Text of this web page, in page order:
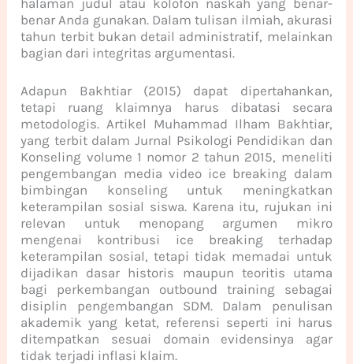
benar Anda gunakan. Dalam tulisan ilmiah, akurasi
tahun terbit bukan detail administratif, melainkan
bagian dari integritas argumentasi.
Adapun Bakhtiar (2015) dapat dipertahankan,
tetapi ruang klaimnya harus dibatasi secara
metodologis. Artikel Muhammad Ilham Bakhtiar,
yang terbit dalam Jurnal Psikologi Pendidikan dan
Konseling volume 1 nomor 2 tahun 2015, meneliti
pengembangan media video ice breaking dalam
bimbingan konseling untuk meningkatkan
keterampilan sosial siswa. Karena itu, rujukan ini
relevan untuk menopang argumen mikro
mengenai kontribusi ice breaking terhadap
keterampilan sosial, tetapi tidak memadai untuk
dijadikan dasar historis maupun teoritis utama
bagi perkembangan outbound training sebagai
disiplin pengembangan SDM. Dalam penulisan
akademik yang ketat, referensi seperti ini harus
ditempatkan sesuai domain evidensinya agar
tidak terjadi inflasi klaim.